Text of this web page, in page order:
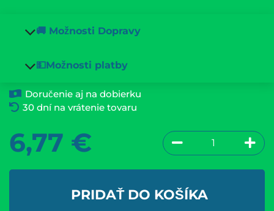
🚚 Možnosti Dopravy
💵Možnosti platby
Doručenie aj na dobierku
30 dní na vrátenie tovaru
6,77 €
PRIDAŤ DO KOŠÍKA